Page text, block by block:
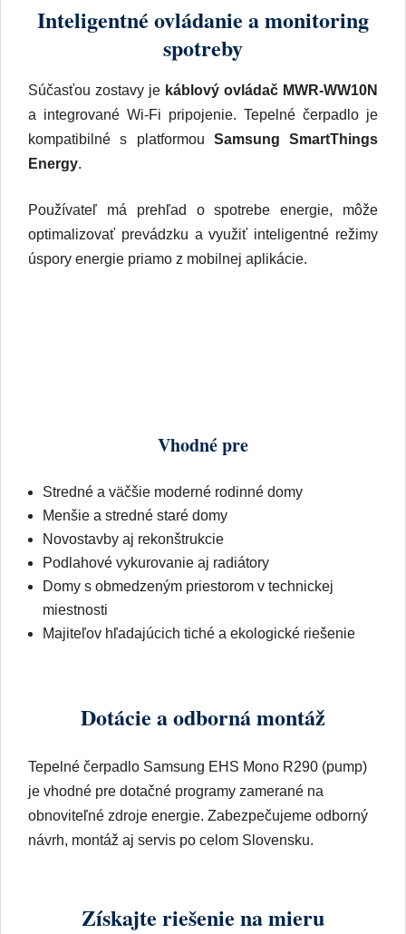
Inteligentné ovládanie a monitoring
spotreby
Súčasťou zostavy je káblový ovládač MWR-WW10N
a integrované Wi-Fi pripojenie. Tepelné čerpadlo je
kompatibilné s platformou Samsung SmartThings
Energy.
Používateľ má prehľad o spotrebe energie, môže
optimalizovať prevádzku a využiť inteligentné režimy
úspory energie priamo z mobilnej aplikácie.
Vhodné pre
Stredné a väčšie moderné rodinné domy
Menšie a stredné staré domy
Novostavby aj rekonštrukcie
Podlahové vykurovanie aj radiátory
Domy s obmedzeným priestorom v technickej
miestnosti
Majiteľov hľadajúcich tiché a ekologické riešenie
Dotácie a odborná montáž
Tepelné čerpadlo Samsung EHS Mono R290 (pump)
je vhodné pre dotačné programy zamerané na
obnoviteľné zdroje energie. Zabezpečujeme odborný
návrh, montáž aj servis po celom Slovensku.
Získajte riešenie na mieru